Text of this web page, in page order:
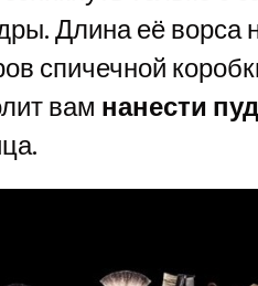
Длина её ворса
спичечной
вам нанести